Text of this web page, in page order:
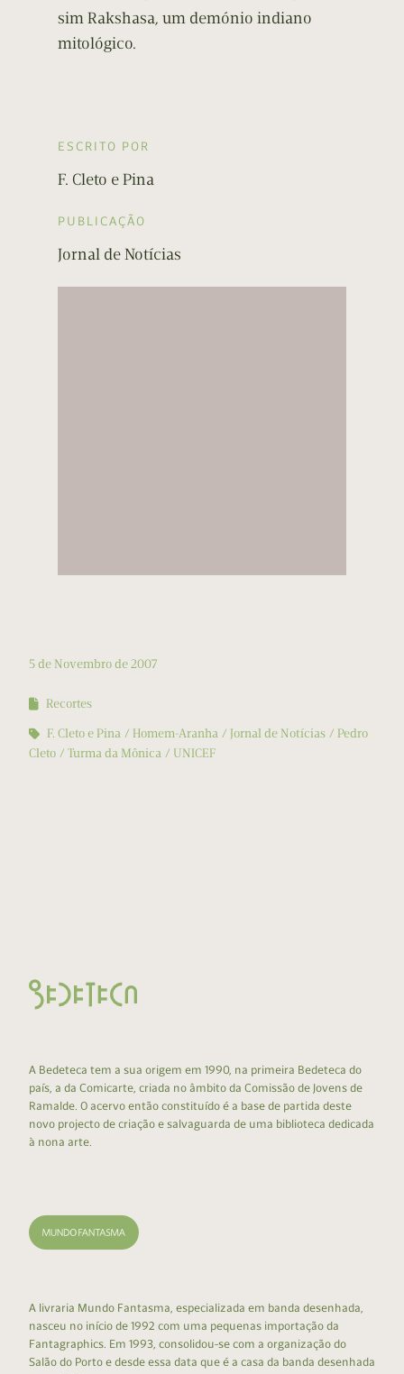
sim Rakshasa, um demónio indiano
mitológico.
ESCRITO POR
F. Cleto e Pina
PUBLICAÇÃO
Jornal de Notícias
5 de Novembro de 2007
Recortes
F. Cleto e Pina
Homem-Aranha Jornal de Notícias
Pedro
Cleto
Turma da Mônica UNICEF
A Bedeteca tem a sua origem em 1990, na primeira Bedeteca do
país, a da Comicarte, criada no âmbito da Comissão de Jovens de
Ramalde. O acervo então constituído é a base de partida deste
novo projecto de criação e salvaguarda de uma biblioteca dedicada
à nona arte.
A livraria Mundo Fantasma, especializada em banda desenhada,
nasceu no início de 1992 com uma pequenas importação da
Fantagraphics. Em 1993, consolidou-se com a organização do
Salão do Porto e desde essa data que é a casa da banda desenhada